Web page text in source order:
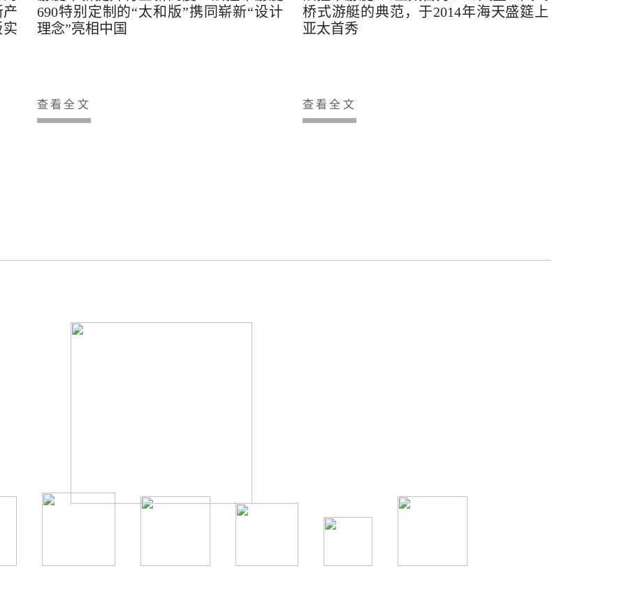
690特别定制的“太和版”携同崭新“设计
理念”亮相中国
查看全文
桥式游艇的典范，于2014年海天盛筵上
亚太首秀
查看全文